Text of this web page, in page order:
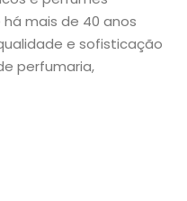
mais de 40 anos
e sofisticação
perfumaria,